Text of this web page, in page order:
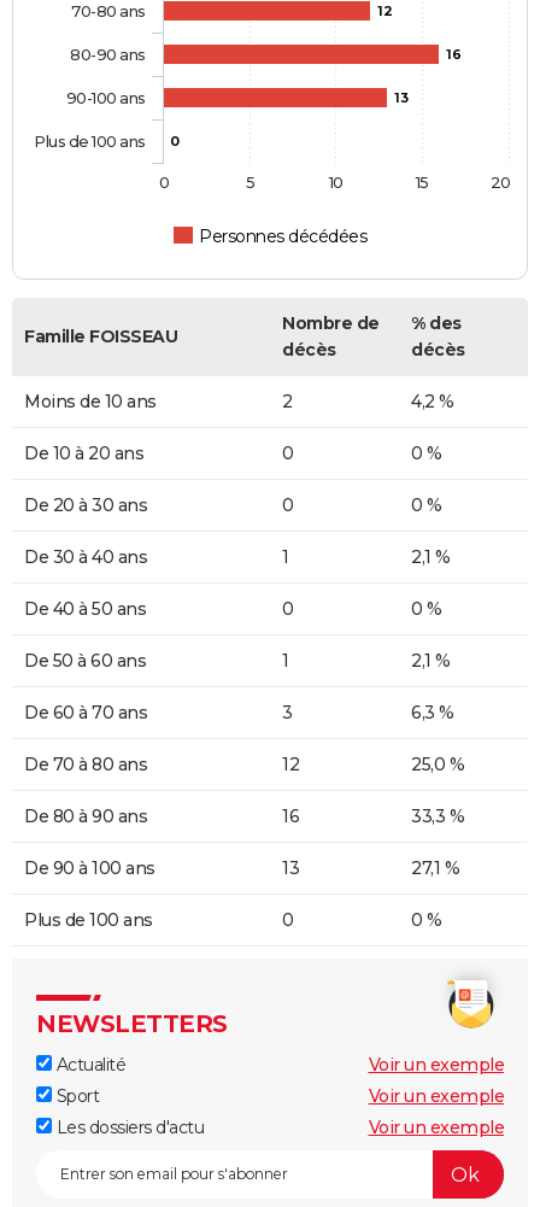
12
16
13
0
Personnes décédées
70-80 ans
80-90 ans
90-100 ans
Plus de 100 ans
0 5 10 15 20
Famille FOISSEAU
Nombre de
décès
% des
décès
Moins de 10 ans 2 4,2 %
De 10 à 20 ans 0 0 %
De 20 à 30 ans 0 0 %
De 30 à 40 ans 1 2,1 %
De 40 à 50 ans 0 0 %
De 50 à 60 ans 1 2,1 %
De 60 à 70 ans 3 6,3 %
De 70 à 80 ans 12 25,0 %
De 80 à 90 ans 16 33,3 %
De 90 à 100 ans 13 27,1 %
Plus de 100 ans 0 0 %
NEWSLETTERS
Actualité
Voir un exemple
Sport
Voir un exemple
Les dossiers d'actu
Voir un exemple